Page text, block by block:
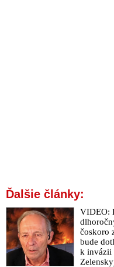
Ďalšie články:
VIDEO:
čoskoro
bude
k invázii